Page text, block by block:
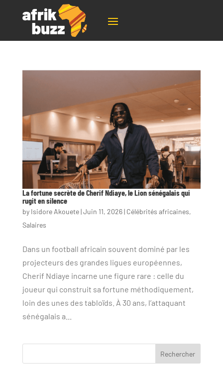
La fortune secrète de Cherif Ndiaye, le Lion sénégalais qui
rugit en silence
by Isidore Akouete|Juin 11, 2026| Célébrités africaines,
Salaires
Dans un football africain souvent dominé par les
projecteurs des grandes ligues européennes,
Cherif Ndiaye incarne une figure rare : celle du
joueur qui construit sa fortune méthodiquement,
loin des unes des tabloïds. À 30 ans, l’attaquant
sénégalais a...
Rechercher